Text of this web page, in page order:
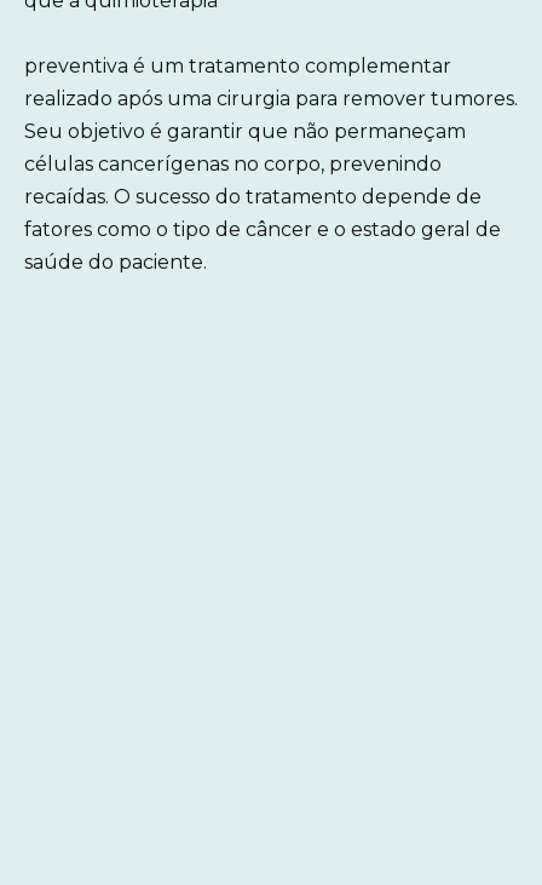
preventiva é um tratamento complementar
realizado após uma cirurgia para remover tumores.
Seu objetivo é garantir que não permaneçam
células cancerígenas no corpo, prevenindo
recaídas. O sucesso do tratamento depende de
fatores como o tipo de câncer e o estado geral de
saúde do paciente.